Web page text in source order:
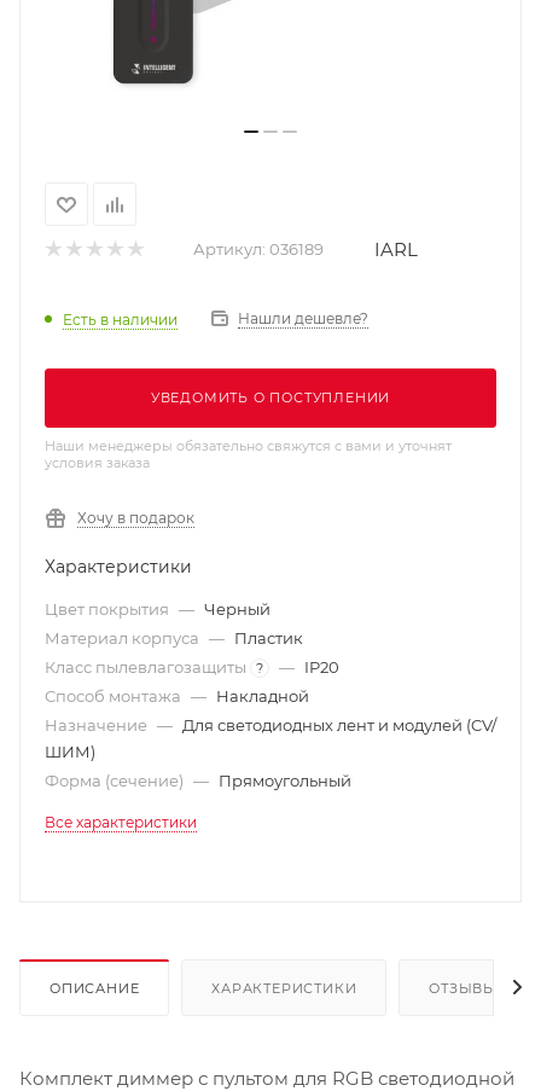
Артикул: 036189 IARL
Есть в наличии Нашли дешевле?
УВЕДОМИТЬ О ПОСТУПЛЕНИИ
Наши менеджеры обязательно свяжутся с вами и уточнят
условия заказа
Хочу в подарок
Характеристики
Цвет покрытия — Черный
Материал корпуса — Пластик
Класс пылевлагозащиты
? — IP20
Способ монтажа — Накладной
Назначение — Для светодиодных лент и модулей (CV/
ШИМ)
Форма (сечение) — Прямоугольный
Все характеристики
ОПИСАНИЕ ХАРАКТЕРИСТИКИ ОТЗЫВЫ
Комплект диммер с пультом для RGB светодиодной